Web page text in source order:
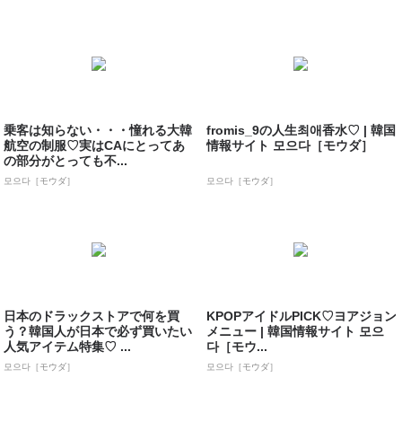
乗客は知らない・・・憧れる大韓
航空の制服♡実はCAにとってあ
の部分がとっても不...
모으다［モウダ］
fromis_9の人生최애香水♡ | 韓国
情報サイト 모으다［モウダ］
모으다［モウダ］
日本のドラックストアで何を買
う？韓国人が日本で必ず買いたい
人気アイテム特集♡ ...
모으다［モウダ］
KPOPアイドルPICK♡ヨアジョン
メニュー | 韓国情報サイト 모으
다［モウ...
모으다［モウダ］